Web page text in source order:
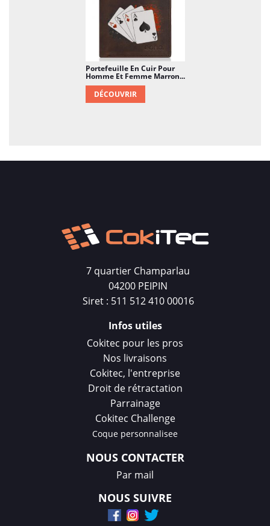
Portefeuille En Cuir Pour
Homme Et Femme Marron...
DÉCOUVRIR
7 quartier Champarlau
04200 PEIPIN
Siret : 511 512 410 00016
Infos utiles
Cokitec pour les pros
Nos livraisons
Cokitec, l'entreprise
Droit de rétractation
Parrainage
Cokitec Challenge
Coque personnalisee
NOUS CONTACTER
Par mail
NOUS SUIVRE